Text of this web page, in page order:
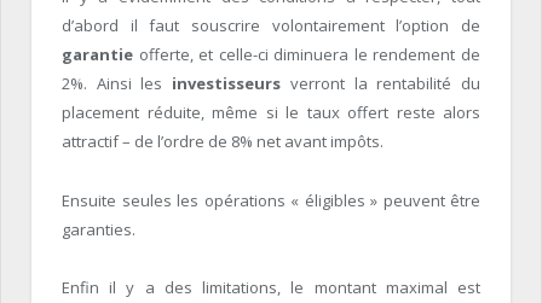
d’abord il faut souscrire volontairement l’option de
garantie offerte, et celle-ci diminuera le rendement de
2%. Ainsi les investisseurs verront la rentabilité du
placement réduite, même si le taux offert reste alors
attractif – de l’ordre de 8% net avant impôts.
Ensuite seules les opérations « éligibles » peuvent être
garanties.
Enfin il y a des limitations, le montant maximal est